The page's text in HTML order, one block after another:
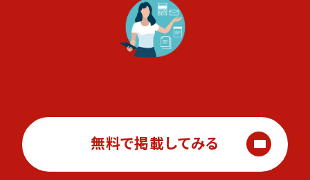
無料で掲載してみる